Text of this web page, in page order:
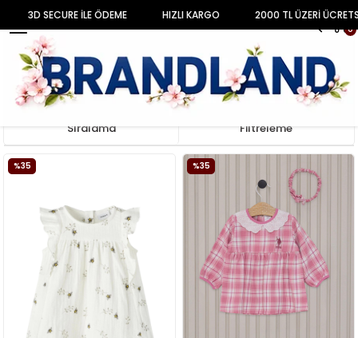
MENU
0
Anasayfa BEBEK KIZ BEBEK Elbise & Etek
Filtreleme
Sıralama
%35 %35
3D SECURE İLE ÖDEME HIZLI KARGO 2000 TL ÜZERİ